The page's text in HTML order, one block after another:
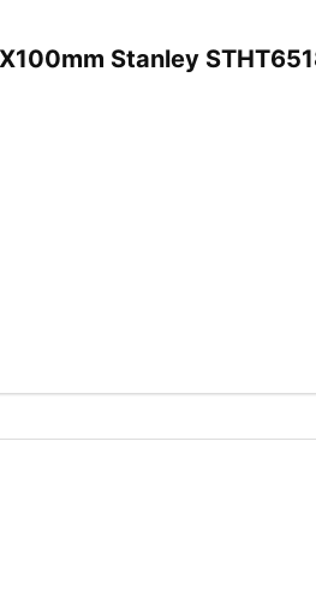
Stanley